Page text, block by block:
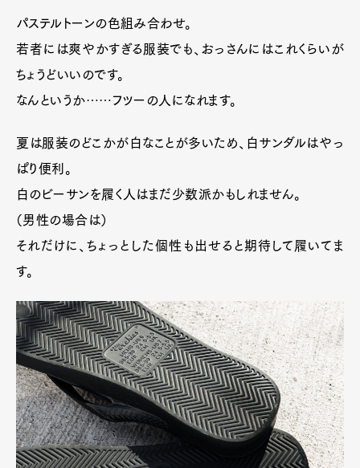
パステルトーンの色組み合わせ。
若者には爽やかすぎる服装でも、おっさんにはこれくらいが
ちょうどいいのです。
なんというか……フツーの人になれます。
夏は服装のどこかが白なことが多いため、白サンダルはやっ
ぱり便利。
白のビーサンを履く人はまだ少数派かもしれません。
（男性の場合は）
それだけに、ちょっとした個性も出せると期待して履いてま
す。